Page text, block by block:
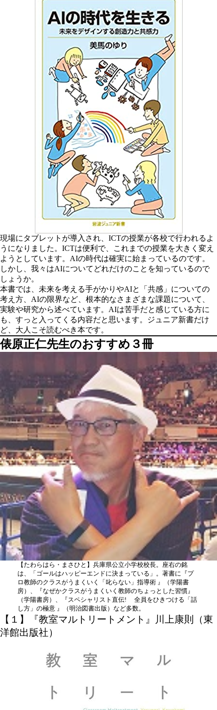
現場にタブレットが導入され、ICTの授業が各校で行われるよ
うになりました。ICTは便利で、これまでの授業を大きく変え
ようとしています。AIの時代は確実に始まっているのです。
しかし、我々はAIについてどれだけのことを知っているので
しょうか。
本書では、未来を考える手がかりやAIと「共感」についての
考え方、AIの限界など、根本的なさまざまな課題について、
実験や研究から述べています。AIは苦手だと感じている方に
も、すっと入ってくる内容だと思います。ジュニア新書だけ
ど、大人こそ読むべき本です。
俵原正仁先生のおすすめ３冊
【たわらはら・まさひと】兵庫県公立小学校校長。座右の銘
は、「ゴールはハッピーエンドに決まっている」。著書に『プ
ロ教師のクラスがうまくいく「叱らない」指導術 』（学陽書
房）、『なぜかクラスがうまくいく教師のちょっとした習慣』
（学陽書房）、『スペシャリスト直伝! 全員をひきつける「話
し方」の極意 』（明治図書出版）など多数。
【１】『教室マルトリートメント』川上康則（東
洋館出版社）